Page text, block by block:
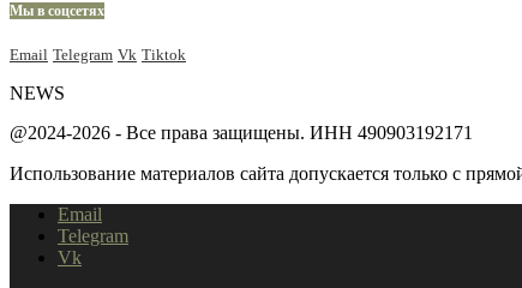
Мы в соцсетях
Email Telegram Vk Tiktok
NEWS
@2024-2026 - Все права защищены. ИНН 490903192171
Использование материалов сайта допускается только с
Email
Telegram
Vk